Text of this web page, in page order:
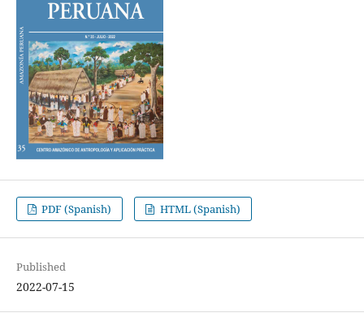
PDF (Spanish) HTML (Spanish)
Published
2022-07-15